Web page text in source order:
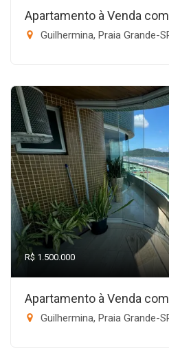
Apartamento à Venda
Guilhermina, Praia Grande-
R$ 1.500.000
Apartamento à Venda
Guilhermina, Praia Grande-